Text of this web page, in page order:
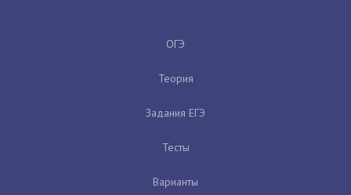
ОГЭ
Теория
Задания ЕГЭ
Тесты
Варианты